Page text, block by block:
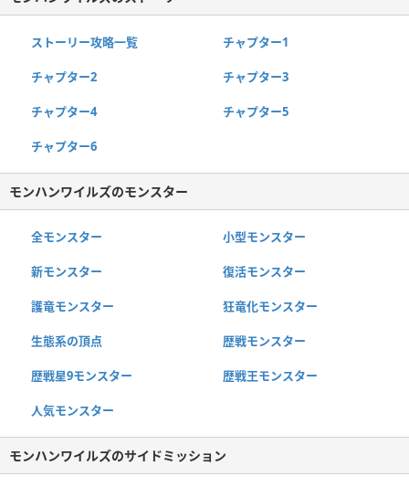
ストーリー攻略一覧 チャプター1
チャプター2 チャプター3
チャプター4 チャプター5
チャプター6
モンハンワイルズのモンスター
全モンスター 小型モンスター
新モンスター 復活モンスター
護竜モンスター 狂竜化モンスター
生態系の頂点 歴戦モンスター
歴戦星9モンスター 歴戦王モンスター
人気モンスター
モンハンワイルズのサイドミッション